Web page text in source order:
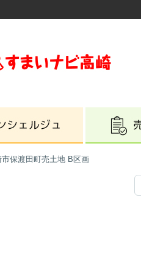
市保渡田町売土地 B区画